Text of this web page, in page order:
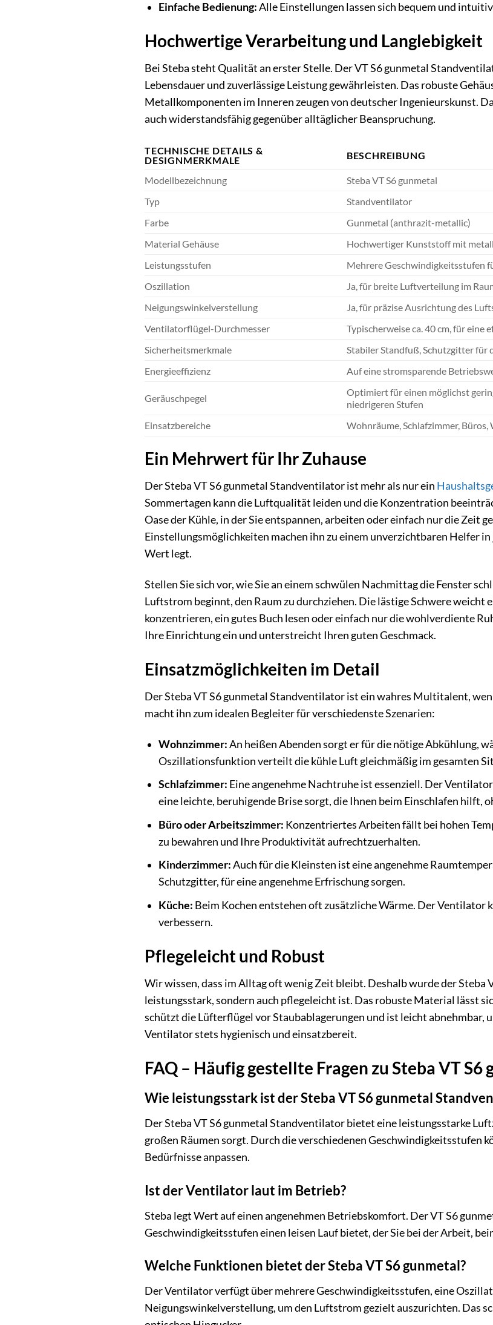
Einfache Bedienung:Alle Einstellungen lassen sich bequem und
Hochwertige Verarbeitung und Langlebigkeit
Bei Steba steht Qualität an erster Stelle. Der VT S6 gunmetal
Lebensdauer und zuverlässige Leistung gewährleisten. Das robuste
Metallkomponenten im Inneren zeugen von deutscher Ingenieurskunst.
auch widerstandsfähig gegenüber alltäglicher Beanspruchung.
TECHNISCHE DETAILS &
DESIGNMERKMALE
BESCHREIBUNG
Modellbezeichnung
Steba VT S6 gunmetal
Typ
Standventilator
Farbe
Gunmetal (anthrazit-metallic)
Material Gehäuse
Hochwertiger Kunststoff mit
Leistungsstufen
Mehrere Geschwindigkeitsstufen
Oszillation
Ja, für breite Luftverteilung im
Neigungswinkelverstellung
Ja, für präzise Ausrichtung des
Ventilatorflügel-Durchmesser
Typischerweise ca. 40 cm, für eine
Sicherheitsmerkmale
Stabiler Standfuß, Schutzgitter für
Energieeffizienz
Auf eine stromsparende
Geräuschpegel
Optimiert für einen möglichst
niedrigeren Stufen
Einsatzbereiche
Wohnräume, Schlafzimmer,
Ein Mehrwert für Ihr Zuhause
Der Steba VT S6 gunmetal Standventilator ist mehr als nur ein
Sommertagen kann die Luftqualität leiden und die Konzentration
Oase der Kühle, in der Sie entspannen, arbeiten oder einfach nur die Zeit
Einstellungsmöglichkeiten machen ihn zu einem unverzichtbaren Helfer in
Wert legt.
Stellen Sie sich vor, wie Sie an einem schwülen Nachmittag die Fenster
Luftstrom beginnt, den Raum zu durchziehen. Die lästige Schwere weicht
konzentrieren, ein gutes Buch lesen oder einfach nur die wohlverdiente
Ihre Einrichtung ein und unterstreicht Ihren guten Geschmack.
Einsatzmöglichkeiten im Detail
Der Steba VT S6 gunmetal Standventilator ist ein wahres Multitalent,
macht ihn zum idealen Begleiter für verschiedenste Szenarien:
Wohnzimmer:An heißen Abenden sorgt er für die nötige Abkühlung,
Oszillationsfunktion verteilt die kühle Luft gleichmäßig im gesamten
Schlafzimmer: Eine angenehme Nachtruhe ist essenziell. Der
eine leichte, beruhigende Brise sorgt, die Ihnen beim Einschlafen hilft,
Büro oder Arbeitszimmer: Konzentriertes Arbeiten fällt bei hohen
zu bewahren und Ihre Produktivität aufrechtzuerhalten.
Kinderzimmer:Auch für die Kleinsten ist eine angenehme
Schutzgitter, für eine angenehme Erfrischung sorgen.
Küche: Beim Kochen entstehen oft zusätzliche Wärme. Der
verbessern.
Pflegeleicht und Robust
Wir wissen, dass im Alltag oft wenig Zeit bleibt. Deshalb wurde der
leistungsstark, sondern auch pflegeleicht ist. Das robuste Material lässt
schützt die Lüfterflügel vor Staubablagerungen und ist leicht abnehmbar,
Ventilator stets hygienisch und einsatzbereit.
FAQ – Häufig gestellte Fragen zu Steba VT
Wie leistungsstark ist der Steba VT S6 gunmetal
Der Steba VT S6 gunmetal Standventilator bietet eine leistungsstarke
großen Räumen sorgt. Durch die verschiedenen Geschwindigkeitsstufen
Bedürfnisse anpassen.
Ist der Ventilator laut im Betrieb?
Steba legt Wert auf einen angenehmen Betriebskomfort. Der VT S6
Geschwindigkeitsstufen einen leisen Lauf bietet, der Sie bei der Arbeit,
Welche Funktionen bietet der Steba VT S6 gunmetal?
Der Ventilator verfügt über mehrere Geschwindigkeitsstufen, eine
Neigungswinkelverstellung, um den Luftstrom gezielt auszurichten. Das